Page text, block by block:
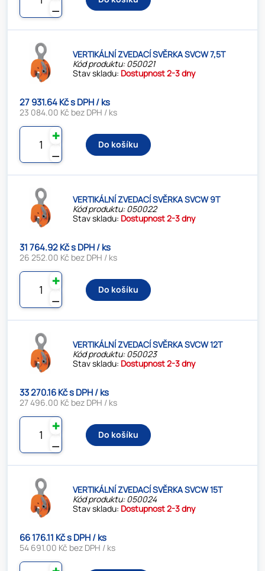
⚊
VERTIKÁLNÍ ZVEDACÍ SVĚRKA SVCW 7,5T
Kód produktu: 050021
Stav skladu: Dostupnost 2-3 dny
27 931.64 Kč s DPH / ks
23 084.00 Kč bez DPH / ks
⚊
✚
Do košíku
VERTIKÁLNÍ ZVEDACÍ SVĚRKA SVCW 9T
Kód produktu: 050022
Stav skladu: Dostupnost 2-3 dny
31 764.92 Kč s DPH / ks
26 252.00 Kč bez DPH / ks
⚊
✚
Do košíku
VERTIKÁLNÍ ZVEDACÍ SVĚRKA SVCW 12T
Kód produktu: 050023
Stav skladu: Dostupnost 2-3 dny
33 270.16 Kč s DPH / ks
27 496.00 Kč bez DPH / ks
⚊
✚
Do košíku
VERTIKÁLNÍ ZVEDACÍ SVĚRKA SVCW 15T
Kód produktu: 050024
Stav skladu: Dostupnost 2-3 dny
66 176.11 Kč s DPH / ks
54 691.00 Kč bez DPH / ks